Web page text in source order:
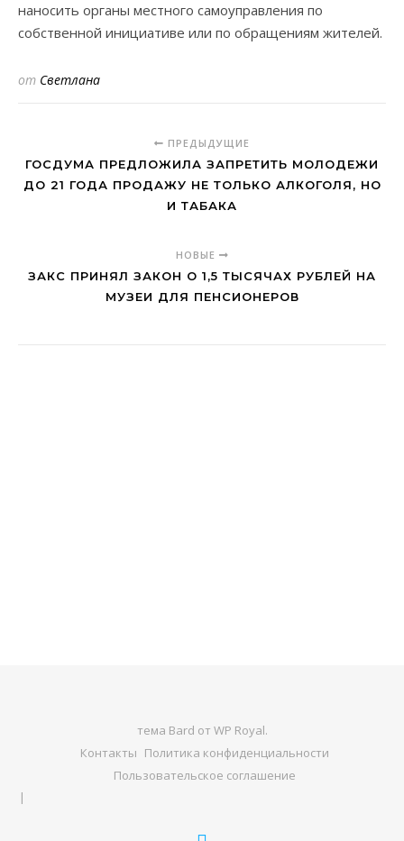
наносить органы местного самоуправления по
собственной инициативе или по обращениям жителей.
от Светлана
ПРЕДЫДУЩИЕ
ГОСДУМА ПРЕДЛОЖИЛА ЗАПРЕТИТЬ МОЛОДЕЖИ
ДО 21 ГОДА ПРОДАЖУ НЕ ТОЛЬКО АЛКОГОЛЯ, НО
И ТАБАКА
НОВЫЕ
ЗАКС ПРИНЯЛ ЗАКОН О 1,5 ТЫСЯЧАХ РУБЛЕЙ НА
МУЗЕИ ДЛЯ ПЕНСИОНЕРОВ
тема Bard от WP Royal.
Контакты Политика конфиденциальности
Пользовательское соглашение